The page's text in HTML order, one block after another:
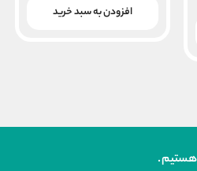
افزودن به سبد خرید